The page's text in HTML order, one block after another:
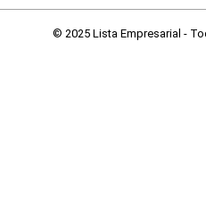
© 2025 Lista Empresarial -